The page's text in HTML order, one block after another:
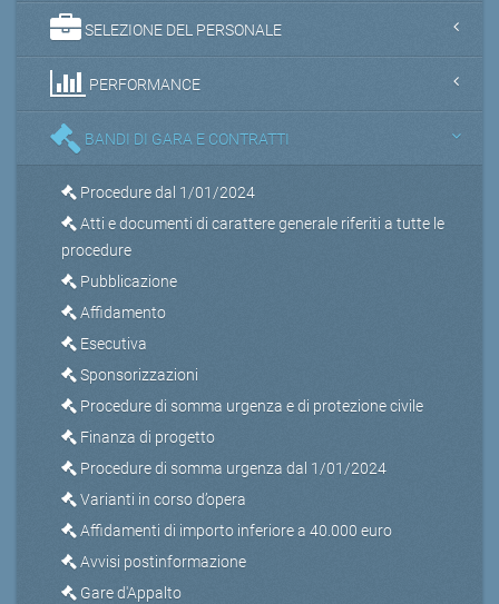
SELEZIONE DEL PERSONALE
PERFORMANCE
BANDI DI GARA E CONTRATTI
Procedure dal 1/01/2024
Atti e documenti di carattere generale riferiti a tutte le
procedure
Pubblicazione
Affidamento
Esecutiva
Sponsorizzazioni
Procedure di somma urgenza e di protezione civile
Finanza di progetto
Procedure di somma urgenza dal 1/01/2024
Varianti in corso d’opera
Affidamenti di importo inferiore a 40.000 euro
Avvisi postinformazione
Gare d'Appalto